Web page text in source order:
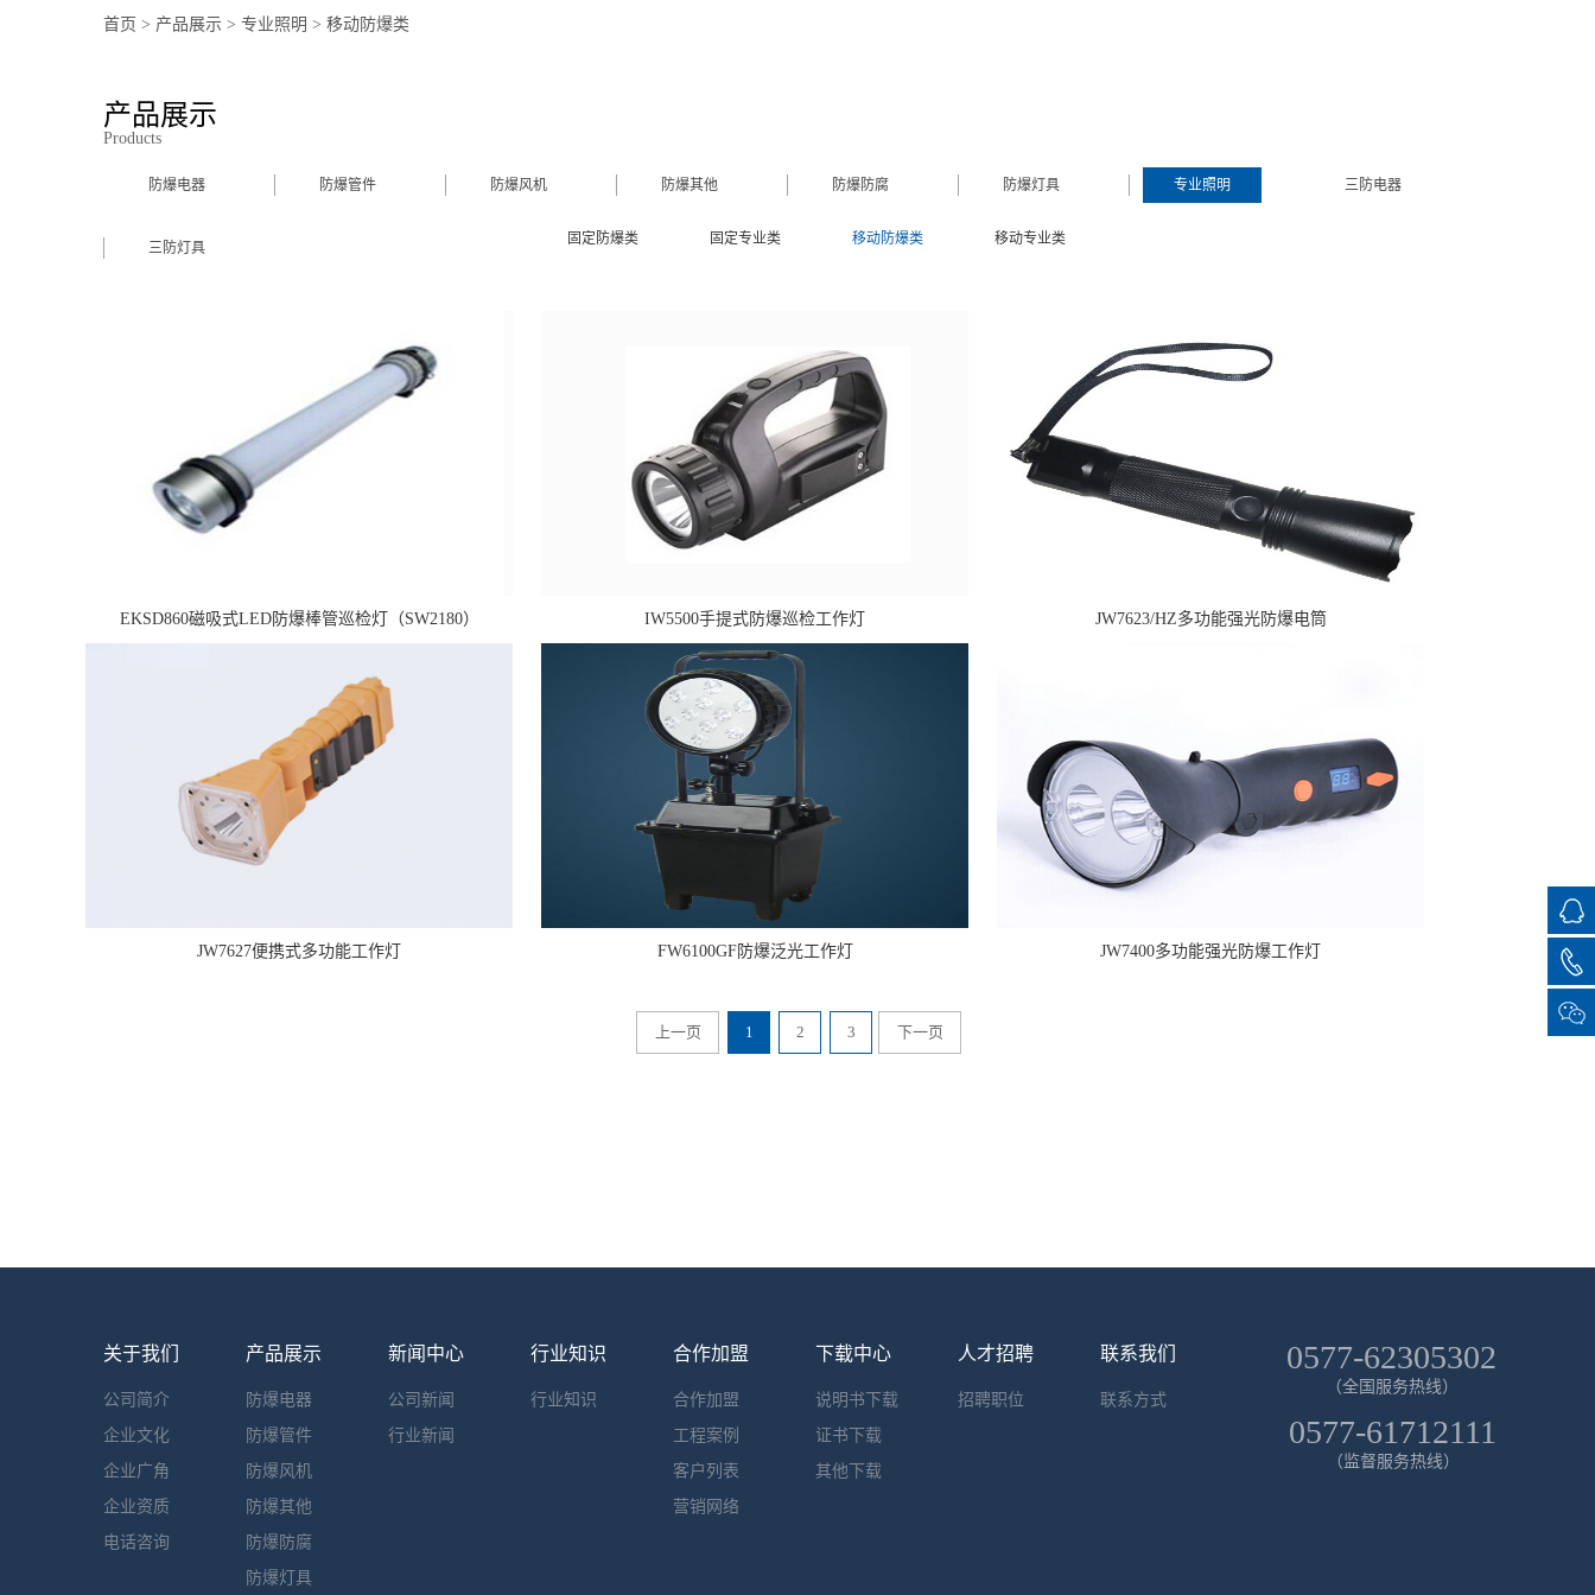
首页 > 产品展示 > 专业照明 > 移动防爆类
产品展示
Products
防爆电器 防爆管件 防爆风机 防爆其他 防爆防腐 防爆灯具 专业照明
移动专业类
移动防爆类
固定专业类
固定防爆类
三防电器
三防灯具
EKSD860磁吸式LED防爆棒管巡检灯（SW2180） IW5500手提式防爆巡检工作灯 JW7623/HZ多功能强光防爆电筒
JW7627便携式多功能工作灯 FW6100GF防爆泛光工作灯 JW7400多功能强光防爆工作灯
上一页 1 2 3 下一页
关于我们
公司简介
企业文化
企业广角
企业资质
电话咨询
产品展示
防爆电器
防爆管件
防爆风机
防爆其他
防爆防腐
防爆灯具
新闻中心
公司新闻
行业新闻
行业知识
行业知识
合作加盟
合作加盟
工程案例
客户列表
营销网络
下载中心
说明书下载
证书下载
其他下载
人才招聘
招聘职位
联系我们
联系方式
0577-62305302
（全国服务热线）
0577-61712111
（监督服务热线）